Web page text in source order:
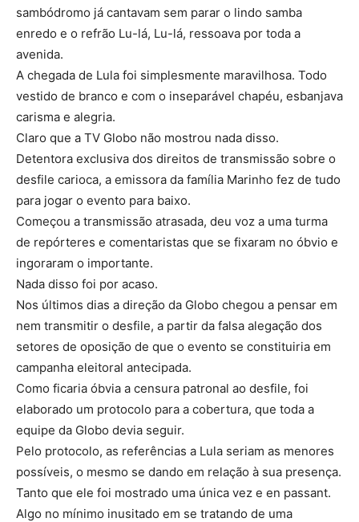
sambódromo já cantavam sem parar o lindo samba
enredo e o refrão Lu-lá, Lu-lá, ressoava por toda a
avenida.
A chegada de Lula foi simplesmente maravilhosa. Todo
vestido de branco e com o inseparável chapéu, esbanjava
carisma e alegria.
Claro que a TV Globo não mostrou nada disso.
Detentora exclusiva dos direitos de transmissão sobre o
desfile carioca, a emissora da família Marinho fez de tudo
para jogar o evento para baixo.
Começou a transmissão atrasada, deu voz a uma turma
de repórteres e comentaristas que se fixaram no óbvio e
ingoraram o importante.
Nada disso foi por acaso.
Nos últimos dias a direção da Globo chegou a pensar em
nem transmitir o desfile, a partir da falsa alegação dos
setores de oposição de que o evento se constituiria em
campanha eleitoral antecipada.
Como ficaria óbvia a censura patronal ao desfile, foi
elaborado um protocolo para a cobertura, que toda a
equipe da Globo devia seguir.
Pelo protocolo, as referências a Lula seriam as menores
possíveis, o mesmo se dando em relação à sua presença.
Tanto que ele foi mostrado uma única vez e en passant.
Algo no mínimo inusitado em se tratando de uma